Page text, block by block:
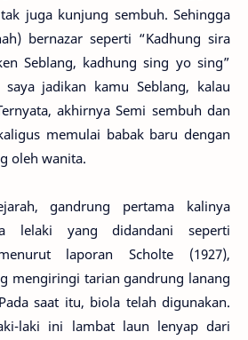
juga kunjung sembuh. Sehingga
bernazar seperti “Kadhung sira
Seblang, kadhung sing yo sing”
jadikan kamu Seblang, kalau
akhirnya Semi sembuh dan
memulai babak baru dengan
oleh wanita.
gandrung pertama kalinya
lelaki yang didandani seperti
laporan Scholte (1927),
mengiringi tarian gandrung lanang
saat itu, biola telah digunakan.
laki ini lambat laun lenyap dari